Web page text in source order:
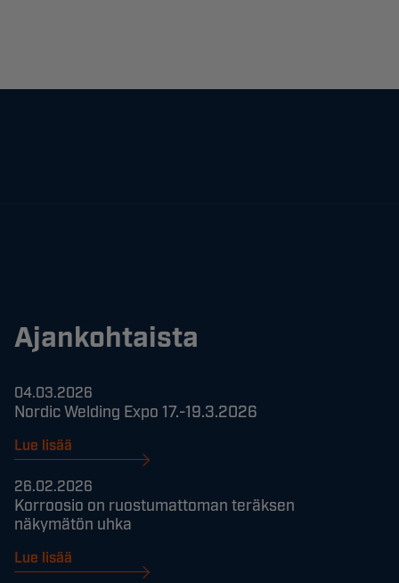
Ajankohtaista
04.03.2026
Nordic Welding Expo 17.-19.3.2026
Lue lisää
26.02.2026
Korroosio on ruostumattoman teräksen
näkymätön uhka
Lue lisää